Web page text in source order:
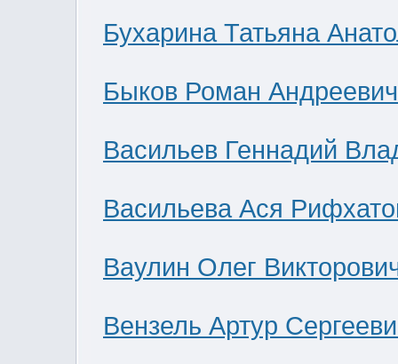
Бухарина Татьяна
Быков Роман Андреевич
Васильев Геннадий
Васильева Ася
Ваулин Олег
Вензель Артур